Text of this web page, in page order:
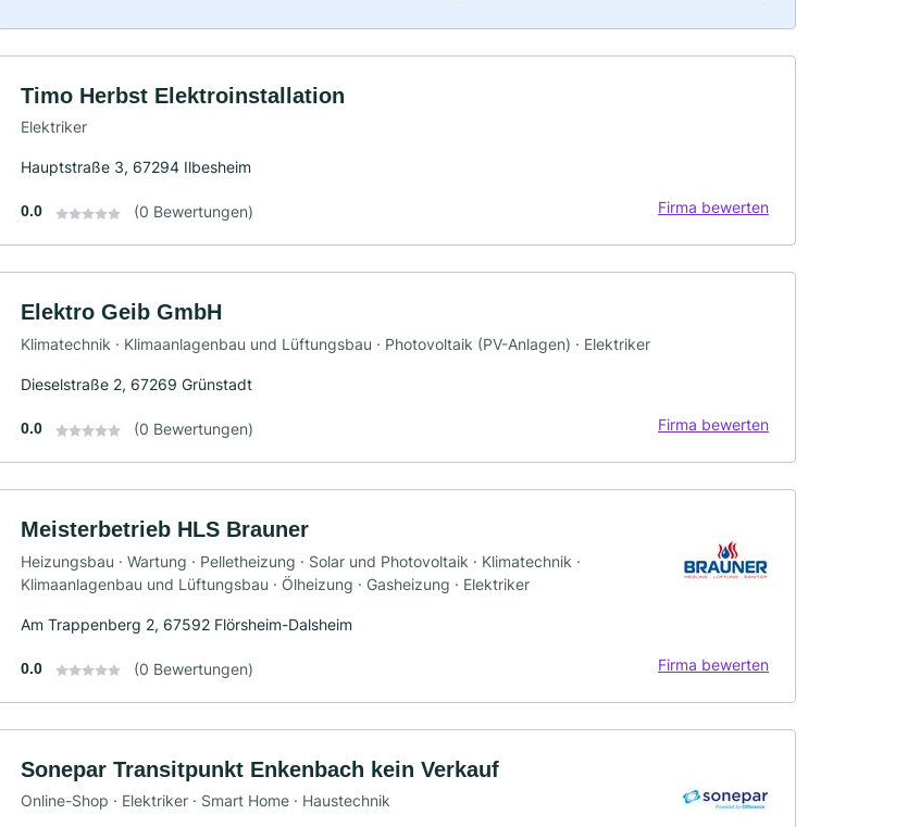
Timo Herbst Elektroinstallation
Elektriker
Hauptstraße 3, 67294 Ilbesheim
0.0 (0 Bewertungen) Firma bewerten
Elektro Geib GmbH
Klimatechnik · Klimaanlagenbau und Lüftungsbau · Photovoltaik (PV-Anlagen) · Elektriker
Dieselstraße 2, 67269 Grünstadt
0.0 (0 Bewertungen) Firma bewerten
Meisterbetrieb HLS Brauner
Heizungsbau · Wartung · Pelletheizung · Solar und Photovoltaik · Klimatechnik ·
Klimaanlagenbau und Lüftungsbau · Ölheizung · Gasheizung · Elektriker
Am Trappenberg 2, 67592 Flörsheim-Dalsheim
0.0 (0 Bewertungen) Firma bewerten
Sonepar Transitpunkt Enkenbach kein Verkauf
Online-Shop · Elektriker · Smart Home · Haustechnik